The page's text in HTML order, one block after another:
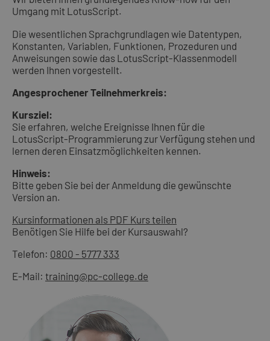
Umgang mit LotusScript.
Die wesentlichen Sprachgrundlagen wie Datentypen,
Konstanten, Variablen, Funktionen, Prozeduren und
Anweisungen sowie das LotusScript-Klassenmodell
werden Ihnen vorgestellt.
Angesprochener Teilnehmerkreis:
Kursziel:
Sie erfahren, welche Ereignisse Ihnen für die
LotusScript-Programmierung zur Verfügung stehen und
lernen deren Einsatzmöglichkeiten kennen.
Hinweis:
Bitte geben Sie bei der Anmeldung die gewünschte
Version an.
Kursinformationen als PDF Kurs teilen
Benötigen Sie Hilfe bei der Kursauswahl?
Telefon: 0800 - 5777 333
E-Mail: training@pc-college.de